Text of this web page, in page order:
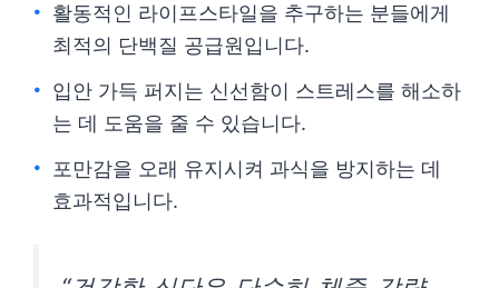
활동적인 라이프스타일을 추구하는 분들에게
최적의 단백질 공급원입니다.
입안 가득 퍼지는 신선함이 스트레스를 해소하
는 데 도움을 줄 수 있습니다.
포만감을 오래 유지시켜 과식을 방지하는 데
효과적입니다.